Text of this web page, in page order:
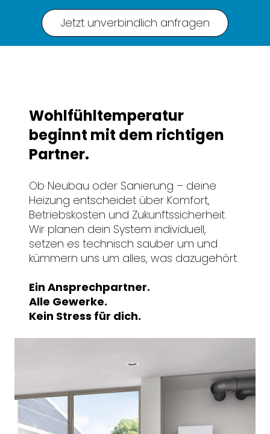
Jetzt unverbindlich anfragen
Wohlfühltemperatur
beginnt mit dem richtigen
Partner.
Ob Neubau oder Sanierung – deine
Heizung entscheidet über Komfort,
Betriebskosten und Zukunftssicherheit.
Wir planen dein System individuell,
setzen es technisch sauber um und
kümmern uns um alles, was dazugehört.
Ein Ansprechpartner.
Alle Gewerke.
Kein Stress für dich.